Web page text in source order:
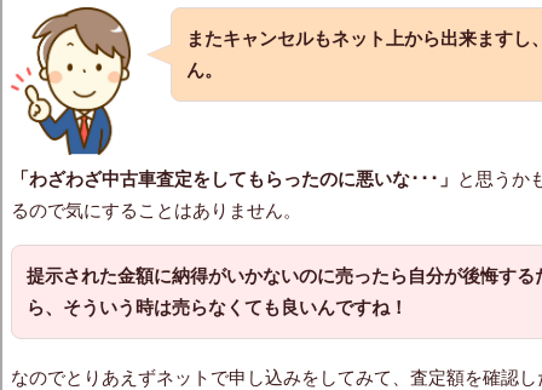
またキャンセルもネット上から出来ますし
ん。
「わざわざ中古車査定をしてもらったのに悪いな･･･」
と思うか
るので気にすることはありません。
提示された金額に納得がいかないのに売ったら自分が後悔する
ら、そういう時は売らなくても良いんですね！
なのでとりあえずネットで申し込みをしてみて、査定額を確認